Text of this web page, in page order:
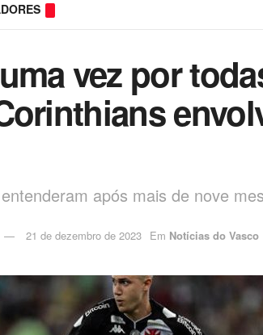
vez por
após mais de nove
21 de dezembro de 2023 Em Notícias do Vasco